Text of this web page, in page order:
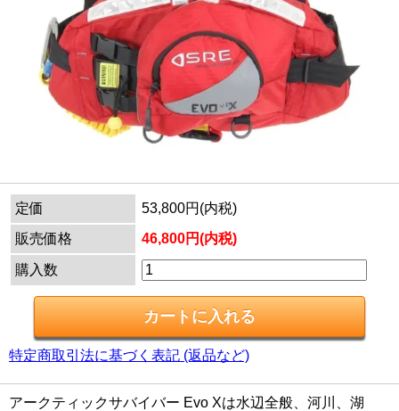
定価
53,800円(内税)
販売価格
46,800円(内税)
購入数
特定商取引法に基づく表記 (返品など)
アークティックサバイバー Evo Xは水辺全般、河川、湖